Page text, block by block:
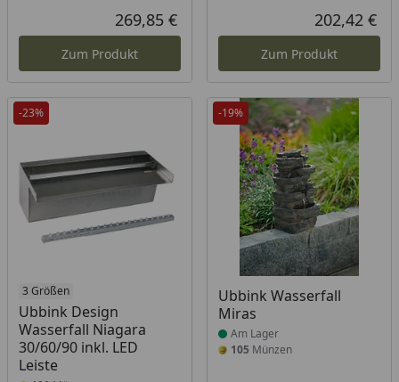
Aktueller Preis
269,85 €
Zum Produkt
202,42 €
Zum Produkt
-23%
3 Größen
Ubbink Design
Wasserfall Niagara
30/60/90 inkl. LED
Leiste
-19%
Ubbink Wasserfall
Miras
Produkt am Lager
Am Lager
105 Münzen